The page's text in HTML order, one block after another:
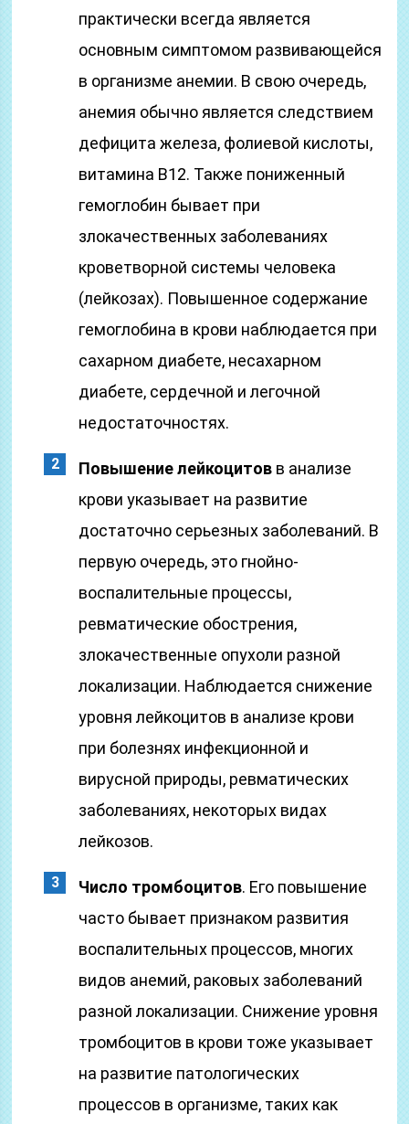
практически всегда является
основным симптомом развивающейся
в организме анемии. В свою очередь,
анемия обычно является следствием
дефицита железа, фолиевой кислоты,
витамина В12. Также пониженный
гемоглобин бывает при
злокачественных заболеваниях
кроветворной системы человека
(лейкозах). Повышенное содержание
гемоглобина в крови наблюдается при
сахарном диабете, несахарном
диабете, сердечной и легочной
недостаточностях.
Повышение лейкоцитов в анализе
крови указывает на развитие
достаточно серьезных заболеваний. В
первую очередь, это гнойно-
воспалительные процессы,
ревматические обострения,
злокачественные опухоли разной
локализации. Наблюдается снижение
уровня лейкоцитов в анализе крови
при болезнях инфекционной и
вирусной природы, ревматических
заболеваниях, некоторых видах
лейкозов.
Число тромбоцитов. Его повышение
часто бывает признаком развития
воспалительных процессов, многих
видов анемий, раковых заболеваний
разной локализации. Снижение уровня
тромбоцитов в крови тоже указывает
на развитие патологических
процессов в организме, таких как